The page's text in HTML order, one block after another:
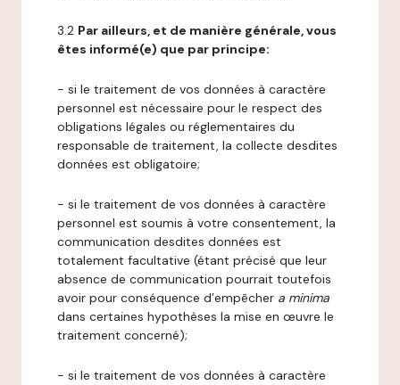
3.2 Par ailleurs, et de manière générale, vous
êtes informé(e) que par principe:
- si le traitement de vos données à caractère
personnel est nécessaire pour le respect des
obligations légales ou réglementaires du
responsable de traitement, la collecte desdites
données est obligatoire;
- si le traitement de vos données à caractère
personnel est soumis à votre consentement, la
communication desdites données est
totalement facultative (étant précisé que leur
absence de communication pourrait toutefois
avoir pour conséquence d’empêcher a minima
dans certaines hypothèses la mise en œuvre le
traitement concerné);
- si le traitement de vos données à caractère